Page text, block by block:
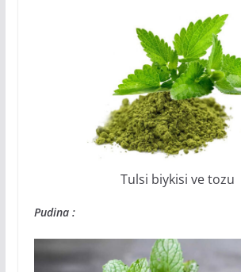
Tulsi biykisi ve tozu
Pudina :